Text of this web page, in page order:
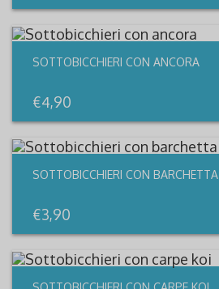
SOTTOBICCHIERI CON ANCORA
€4,90
SOTTOBICCHIERI CON BARCHETTA
€3,90